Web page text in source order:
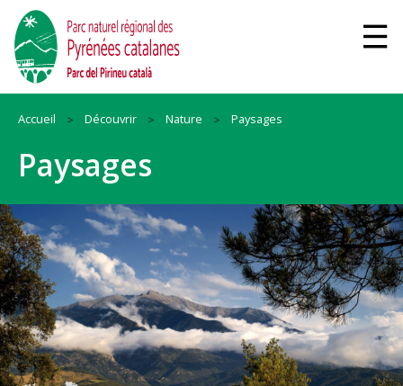
Accueil Découvrir Nature Paysages
Paysages